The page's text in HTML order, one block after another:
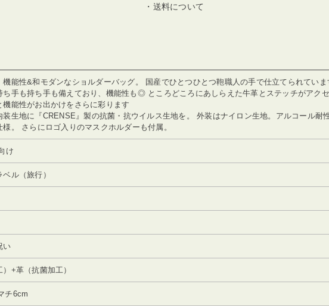
送料について
能性&和モダンなショルダーバッグ。 国産でひとつひとつ鞄職人の手で仕立てられていま
ち手も持ち手も備えており、機能性も◎ ところどころにあしらえた牛革とステッチがアクセ
機能性がお出かけをさらに彩ります
装生地に『CRENSE』製の抗菌・抗ウイルス生地を。 外装はナイロン生地。アルコール耐
。 さらにロゴ入りのマスクホルダーも付属。
け
ル（旅行）
い
+革（抗菌加工）
チ6cm